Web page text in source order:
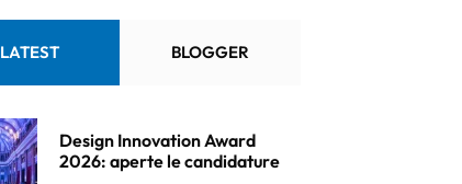
LATEST BLOGGER
Design Innovation Award
2026: aperte le candidature